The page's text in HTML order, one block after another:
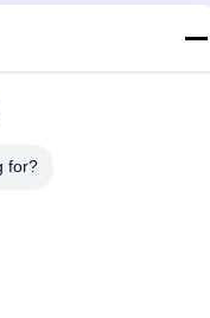
die van de
CO.,LTD . Alle
for?